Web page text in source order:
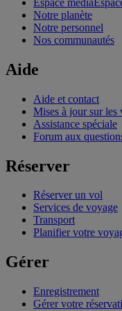
Notre planète
Notre personnel
Nos communautés
Aide
Aide et contact
Mises à jour sur les
Assistance spéciale
Forum aux
Réserver
Réserver un vol
Services de voyage
Transport
Planifier votre
Gérer
Enregistrement
Gérer votre